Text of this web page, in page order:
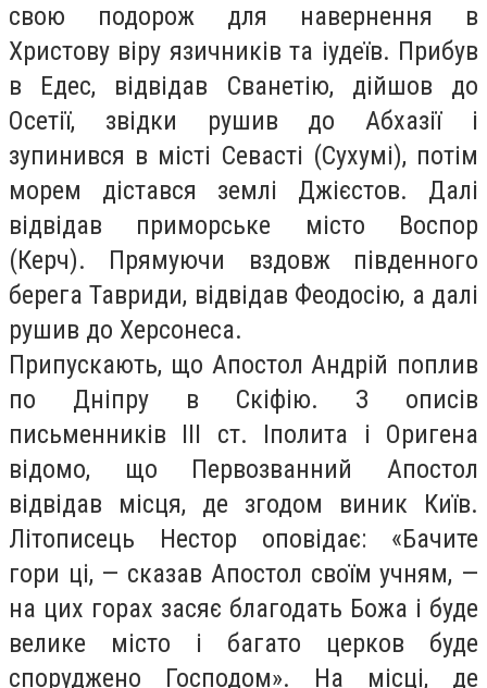
свою подорож для навернення в
Христову віру язичників та іудеїв. Прибув
в Едес, відвідав Сванетію, дійшов до
Осетії, звідки рушив до Абхазії і
зупинився в місті Севасті (Сухумі), потім
морем дістався землі Джієстов. Далі
відвідав приморське місто Воспор
(Керч). Прямуючи вздовж південного
берега Тавриди, відвідав Феодосію, а далі
рушив до Херсонеса.
Припускають, що Апостол Андрій поплив
по Дніпру в Скіфію. З описів
письменників III ст. Іполита і Оригена
відомо, що Первозванний Апостол
відвідав місця, де згодом виник Київ.
Літописець Нестор оповідає: «Бачите
гори ці, — сказав Апостол своїм учням, —
на цих горах засяє благодать Божа і буде
велике місто і багато церков буде
споруджено Господом». На місці, де